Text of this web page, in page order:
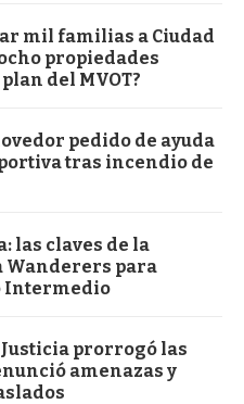
mil familias a Ciudad
propiedades
del MVOT?
pedido de ayuda
tras incendio de
las claves de la
Wanderers para
Intermedio
prorrogó las
amenazas y